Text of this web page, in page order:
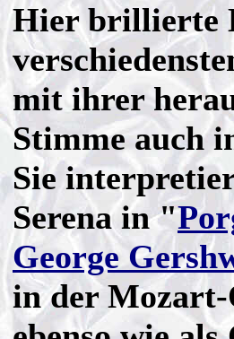
Hier brillierte
mit ihrer
Stimme auch
Sie
Serena in "
George
in der